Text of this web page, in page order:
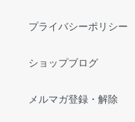
プライバシーポリシー
ショップブログ
メルマガ登録・解除